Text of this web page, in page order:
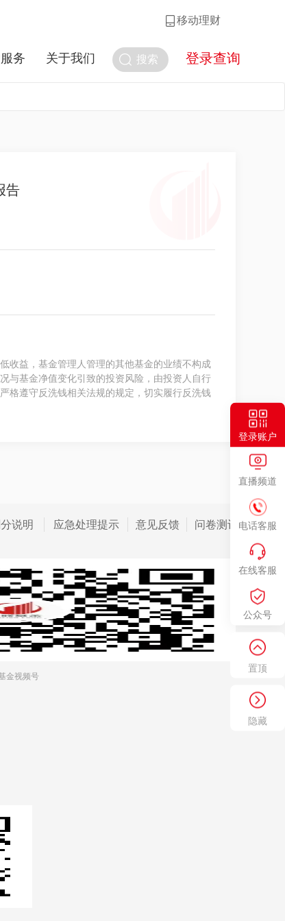
登录账户
直播频道
电话客服
在线客服
公众号
置顶
隐藏
移动理财
搜索 登录查询
务 关于我们
告
收益，基金管理人管理的其他基金的业绩不构成
与基金净值变化引致的投资风险，由投资人自行
格遵守反洗钱相关法规的规定，切实履行反洗钱
说明 应急处理提示 意见反馈 问卷测评
金视频号